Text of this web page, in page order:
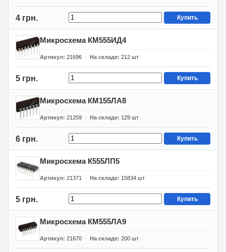
4 грн. Купить
Микросхема КМ555ИД4
Артикул 21696 На складе 212 шт
5 грн. Купить
Микросхема КМ155ЛА8
Артикул 21259 На складе 129 шт
6 грн. Купить
Микросхема К555ЛП5
Артикул 21371 На складе 15834 шт
5 грн. Купить
Микросхема КМ555ЛА9
Артикул 21670 На складе 200 шт